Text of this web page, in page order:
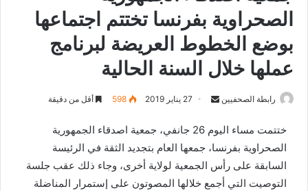
الصحراوية بفرنسا تختتم اجتماعها
بوضع الخطوط العريضة لبرنامج
عملها خلال السنة الحالية
رابطة الصحفيين
n
d
a
n
27 يناير 2019 598 أقل من دقيقة
ختتمت مساء اليوم 26 جانفي، جمعية اصدقاء الجمهورية
الصحراوية بفرنسا، جمعها العام بتجديد الثقة في الرئيسة
السابقة على رأس الجمعية لولاية أخرى، وجاء ذلك عقب جلسة
التوصيت التي أجمع خلالها المصوتون على إستمرار المناضلة